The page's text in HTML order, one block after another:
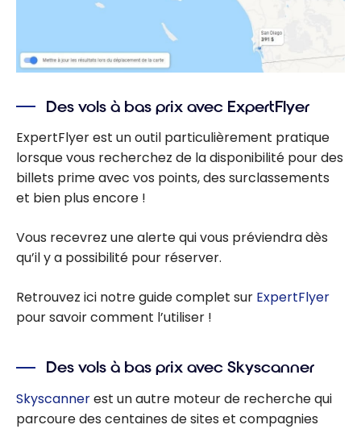
Des vols à bas prix avec ExpertFlyer
ExpertFlyer est un outil particulièrement pratique
lorsque vous recherchez de la disponibilité pour des
billets prime avec vos points, des surclassements
et bien plus encore !
Vous recevrez une alerte qui vous préviendra dès
qu’il y a possibilité pour réserver.
Retrouvez ici notre guide complet sur ExpertFlyer
pour savoir comment l’utiliser !
Des vols à bas prix avec Skyscanner
Skyscannerest un autre moteur de recherche qui
parcoure des centaines de sites et compagnies